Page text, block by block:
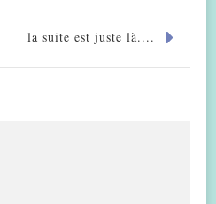
la suite est juste là....